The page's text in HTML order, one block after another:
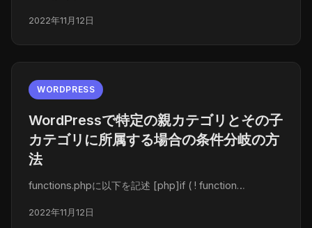
2022年11月12日
WORDPRESS
WordPressで特定の親カテゴリとその子
カテゴリに所属する場合の条件分岐の方
法
functions.phpに以下を記述 [php]if ( ! function…
2022年11月12日